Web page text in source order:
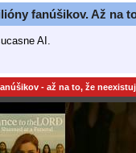
fanúšikov. Až na
AI.
- až na to, že